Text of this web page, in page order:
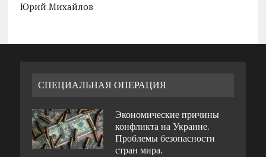
Юрий Михайлов
СПЕЦИАЛЬНАЯ ОПЕРАЦИЯ
Экономические причины
конфликта на Украине.
Проблемы безопасности
стран мира.